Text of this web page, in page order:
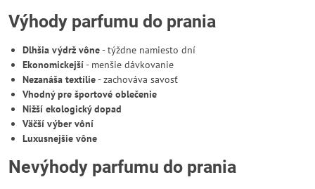
Výhody parfumu do prania
Dlhšia výdrž vône- týždne namiesto dní
Ekonomickejší- menšie dávkovanie
Nezanáša textílie- zachováva savosť
Vhodný pre športové oblečenie
Nižší ekologický dopad
Väčší výber vôní
Luxusnejšie vône
Nevýhody parfumu do prania